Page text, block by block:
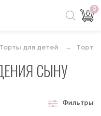
0
Торты для детей Торты
СЫНУ
Фильтры